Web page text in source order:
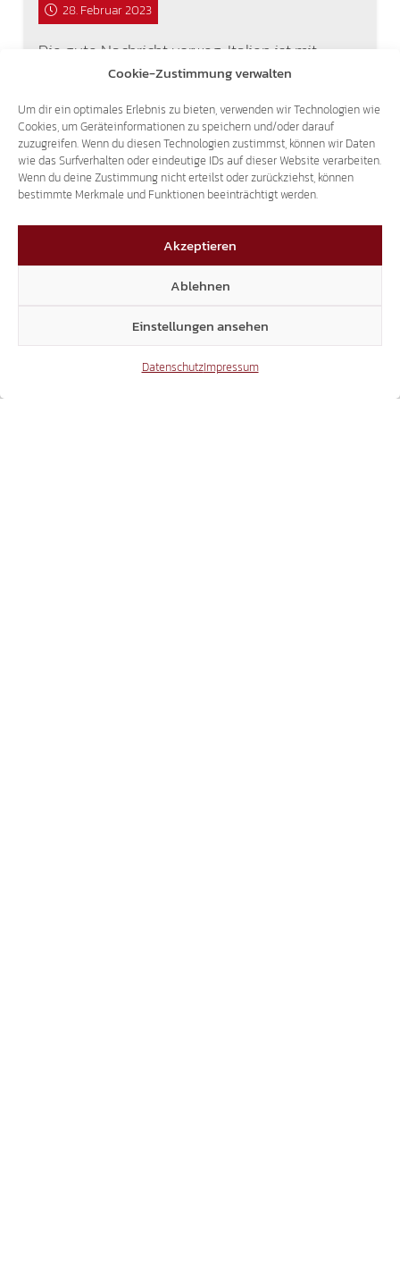
Cookie-Zustimmung verwalten
Um dir ein optimales Erlebnis zu bieten, verwenden wir Technologien wie
Cookies, um Geräteinformationen zu speichern und/oder darauf
zuzugreifen. Wenn du diesen Technologien zustimmst, können wir Daten
wie das Surfverhalten oder eindeutige IDs auf dieser Website verarbeiten.
Wenn du deine Zustimmung nicht erteilst oder zurückziehst, können
bestimmte Merkmale und Funktionen beeinträchtigt werden.
Akzeptieren
Ablehnen
Einstellungen ansehen
DatenschutzImpressum
28. Februar 2023
Die gute Nachricht vorweg: Italien ist mit
seiner Klage gegen die Nord-Tiroler Lkw-
Gericht hat die Klage Italiens abgewiesen.
Nichtsdestoweniger fordert Italien weiterhin
die Aufhebung aller Lkw-Fahrverbote,…
2
6 7